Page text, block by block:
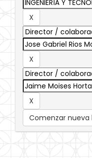
Comenzar nueva